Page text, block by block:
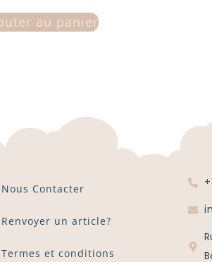
au panier
Nous Contacter
Renvoyer un article?
Termes et conditions